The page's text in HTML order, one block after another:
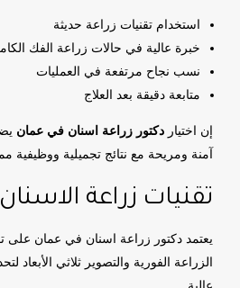
استخدام تقنيات زراعة حديثة
خبرة عالية في حالات زراعة الفك
نسب نجاح مرتفعة في العمليات
متابعة دقيقة بعد العلاج
إن اختيار دكتور زراعة اسنان في عمان
آمنة ومريحة مع نتائج تجميلية ووظيفية
تقنيات زراعة
يعتمد دكتور زراعة اسنان في عمان على
الزراعة الفورية والتصوير ثلاثي الأبعاد
عالية.